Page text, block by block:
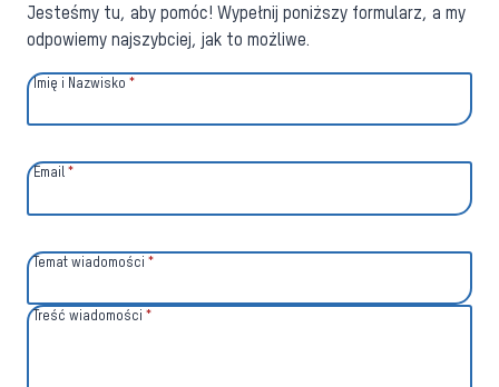
Jesteśmy tu, aby pomóc! Wypełnij poniższy formularz, a my
odpowiemy najszybciej, jak to możliwe.
Imię i Nazwisko *
Email *
Temat wiadomości *
Treść wiadomości *